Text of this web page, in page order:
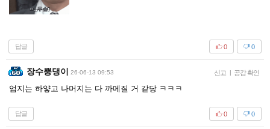
답글 0
0
장수뿡댕이 26-06-13 09:53 신고 | 공감 확인
엄지는 하얗고 나머지는 다 까메질 거 같당 ㅋㅋㅋ
답글 0
0